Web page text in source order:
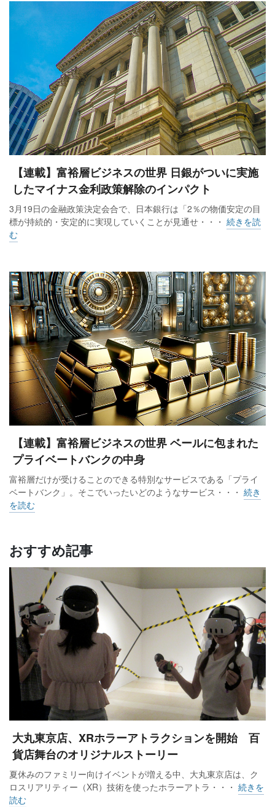
移住先として人気が根強い米国
米国も富裕層の移住先として人気が根強い。富裕層の課税逃
れを防ぐための多国間協定（CRS条項）には、日本を含む106
の国と地域が参加し金融口座情報を交換するが、米国は参加
していない。
「例えば法人税が安いデラウェア州やネバダ州にSPC（特定
目的会社）を設立して資産を移し、投資による富裕層向けの
相続税の徴税が難しい」（税理士）という。
一方、これまで人気だったシンガポールは投資永住権の取得
要件厳格化を3月に打ち出した。最低投資金額は従来比4倍の
余儀なくされた格好だ。海外移住のハードルが上がる中で、
安住の地をどこに求めるか。富裕層の模索が続く。
【連載】富裕層ビジネスの世界 日銀がついに実施
したマイナス金利政策解除のインパクト
3月19日の金融政策決定会合で、日本銀行は「2％の物価安定の目
標が持続的・安定的に実現していくことが見通せ・・・ 続きを読
む
【連載】富裕層ビジネスの世界 ベールに包まれた
プライベートバンクの中身
富裕層だけが受けることのできる特別なサービスである「プライ
ベートバンク」。そこでいったいどのようなサービス・・・ 続き
を読む
おすすめ記事
大丸東京店、XRホラーアトラクションを開始 百
貨店舞台のオリジナルストーリー
夏休みのファミリー向けイベントが増える中、大丸東京店は、ク
ロスリアリティー（XR）技術を使ったホラーアトラ・・・ 続きを
読む